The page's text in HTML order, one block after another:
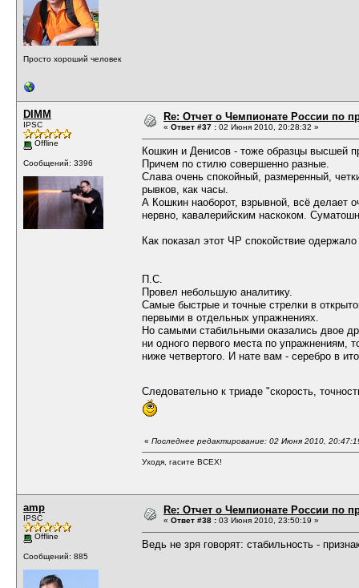
Просто хороший человек
DIMM
IPSC
Offline
Сообщений: 3396
Re: Отчет о Чемпионате России по
« Ответ #37 : 02 Июня 2010, 20:28:32 »
Кошкин и Денисов - тоже образцы высшей
Причем по стилю совершенно разные.
Слава очень спокойный, размеренный,
рывков, как часы.
А Кошкин наоборот, взрывной, всё делает
нервно, кавалерийским наскоком.
Как показал этот ЧР спокойствие
П.С.
Провел небольшую аналитику.
Самые быстрые и точные стрелки в
первыми в отдельных упражнениях.
Но самыми стабильными оказались двое
ни одного первого места по упражнениям,
ниже четвертого. И нате вам - серебро в
Следовательно к триаде "скорость,
« Последнее редактирование: 02 Июня 2010,
Уходя, гасите ВСЕХ!
amp
IPSC
Offline
Сообщений: 885
Re: Отчет о Чемпионате России по
« Ответ #38 : 03 Июня 2010, 23:50:19 »
Ведь не зря говорят: стабильность -